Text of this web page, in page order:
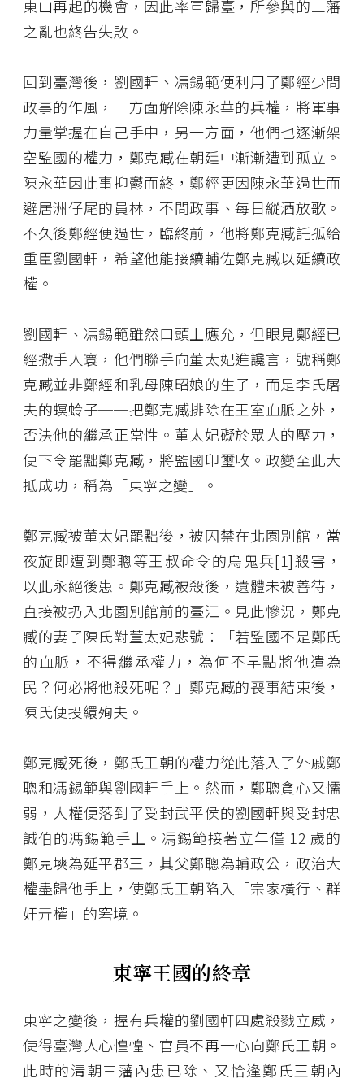
東山再起的機會，因此率軍歸臺，所參與的三藩
之亂也終告失敗。
回到臺灣後，劉國軒、馮錫範便利用了鄭經少問
政事的作風，一方面解除陳永華的兵權，將軍事
力量掌握在自己手中，另一方面，他們也逐漸架
空監國的權力，鄭克臧在朝廷中漸漸遭到孤立。
陳永華因此事抑鬱而終，鄭經更因陳永華過世而
避居洲仔尾的員林，不問政事、每日縱酒放歌。
不久後鄭經便過世，臨終前，他將鄭克臧託孤給
重臣劉國軒，希望他能接續輔佐鄭克臧以延續政
權。
劉國軒、馮錫範雖然口頭上應允，但眼見鄭經已
經撒手人寰，他們聯手向董太妃進讒言，號稱鄭
克臧並非鄭經和乳母陳昭娘的生子，而是李氏屠
夫的螟蛉子──把鄭克臧排除在王室血脈之外，
否決他的繼承正當性。董太妃礙於眾人的壓力，
便下令罷黜鄭克臧，將監國印璽收。政變至此大
抵成功，稱為「東寧之變」。
鄭克臧被董太妃罷黜後，被囚禁在北園別館，當
夜旋即遭到鄭聰等王叔命令的烏鬼兵[1]殺害，
以此永絕後患。鄭克臧被殺後，遺體未被善待，
直接被扔入北園別館前的臺江。見此慘況，鄭克
臧的妻子陳氏對董太妃悲號：「若監國不是鄭氏
的血脈，不得繼承權力，為何不早點將他遣為
民？何必將他殺死呢？」鄭克臧的喪事結束後，
陳氏便投繯殉夫。
鄭克臧死後，鄭氏王朝的權力從此落入了外戚鄭
聰和馮錫範與劉國軒手上。然而，鄭聰貪心又懦
弱，大權便落到了受封武平侯的劉國軒與受封忠
誠伯的馮錫範手上。馮錫範接著立年僅 12 歲的
鄭克塽為延平郡王，其父鄭聰為輔政公，政治大
權盡歸他手上，使鄭氏王朝陷入「宗家橫行、群
奸弄權」的窘境。
東寧王國的終章
東寧之變後，握有兵權的劉國軒四處殺戮立威，
使得臺灣人心惶惶、官員不再一心向鄭氏王朝。
此時的清朝三藩內患已除、又恰逢鄭氏王朝內